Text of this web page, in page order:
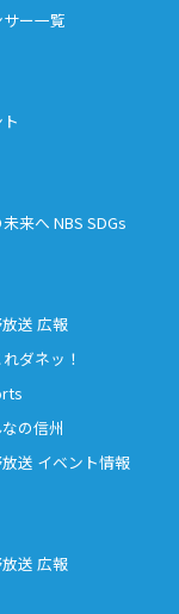
ー一覧
来へ NBS SDGs
送 広報
ダネッ！
の信州
送 イベント情報
送 広報